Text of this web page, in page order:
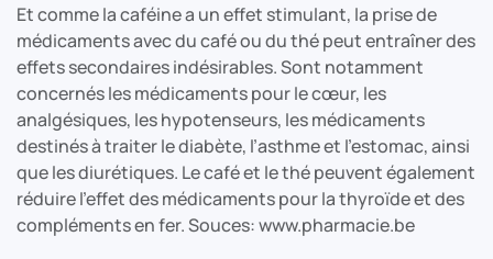
Et comme la caféine a un effet stimulant, la prise de
médicaments avec du café ou du thé peut entraîner des
effets secondaires indésirables. Sont notamment
concernés les médicaments pour le cœur, les
analgésiques, les hypotenseurs, les médicaments
destinés à traiter le diabète, l’asthme et l’estomac, ainsi
que les diurétiques. Le café et le thé peuvent également
réduire l’effet des médicaments pour la thyroïde et des
compléments en fer.​ Souces: www.pharmacie.be